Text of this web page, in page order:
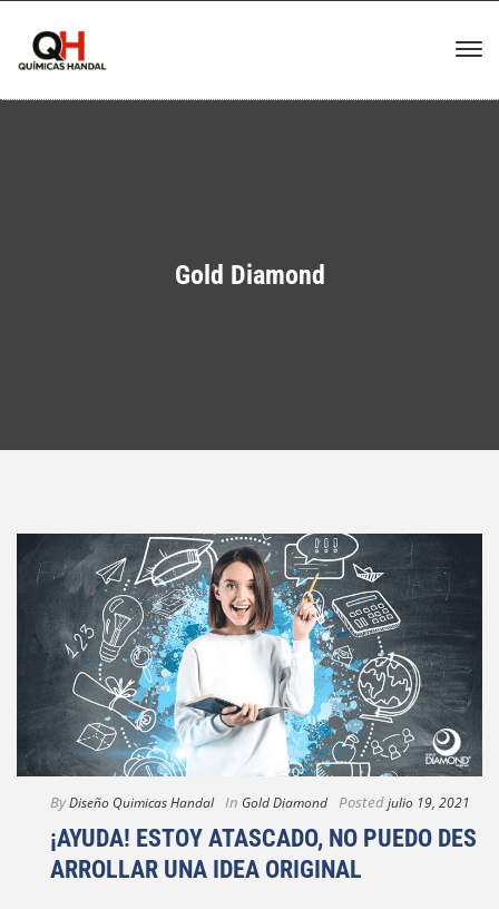
Gold Diamond
ByDiseño Quimicas Handal In Gold Diamond Postedjulio 19, 2021
¡AYUDA! ESTOY ATASCADO, NO PUEDO DES
ARROLLAR UNA IDEA ORIGINAL